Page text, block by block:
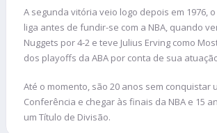
A segunda vitória veio logo depois em 1976,
liga antes de fundir-se com a NBA, quando
Nuggets por 4-2 e teve Julius Erving como
dos playoffs da ABA por conta de sua
Até o momento, são 20 anos sem conquistar
Conferência e chegar às finais da NBA e 15
um Título de Divisão.